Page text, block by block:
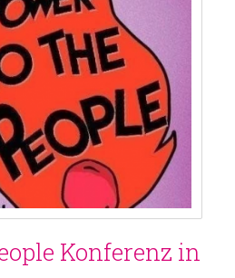
Konferenz in